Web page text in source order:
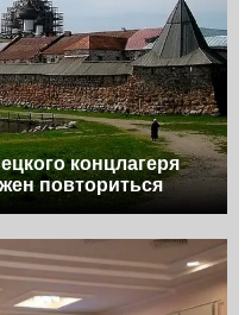
концлагеря
повториться